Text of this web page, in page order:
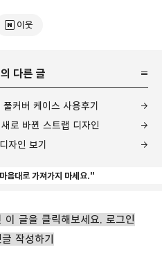
이웃
다른 글
커버 케이스 사용후기
로 바뀐 스트랩 디자인
자인 보기
음대로 가져가지 마세요."
이 글을 클릭해보세요. 로그인
작성하기